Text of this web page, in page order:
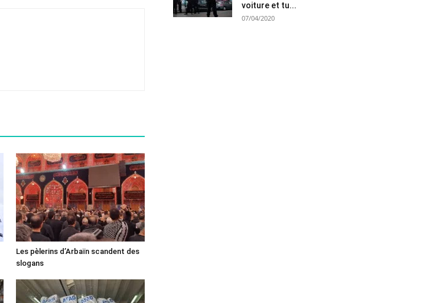
Les pèlerins d’Arbaïn scandent des
slogans
voiture et tu...
07/04/2020